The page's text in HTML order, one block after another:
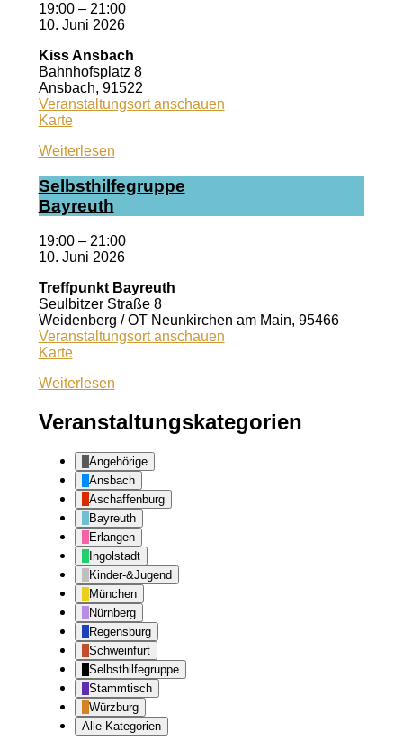
19:00 – 21:00
10. Juni 2026
Kiss Ansbach
Bahnhofsplatz 8
Ansbach, 91522
Veranstaltungsort anschauen
KarteKiss
Weiterlesen
Selbst­hil­fe­grup­pe
Bay­reuth
19:00 – 21:00
10. Juni 2026
Treffpunkt Bayreuth
Seulbitzer Straße 8
Weidenberg / OT Neunkirchen am Main, 95466
Veranstaltungsort anschauen
KarteTreffpunkt
Weiterlesen
Veranstaltungskategorien
Angehörige
Ansbach
Aschaffenburg
Bayreuth
Erlangen
Ingolstadt
Kinder-&Jugend
München
Nürnberg
Regensburg
Schweinfurt
Selbsthilfegruppe
Stammtisch
Würzburg
Alle Kategorien